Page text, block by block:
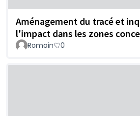
Aménagement du tracé et
l'impact dans les zones
Romain 0